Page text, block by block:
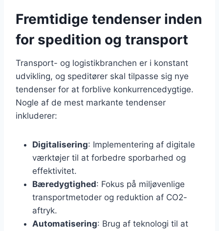
Fremtidige tendenser inden
for spedition og transport
Transport- og logistikbranchen er i konstant
udvikling, og speditører skal tilpasse sig nye
tendenser for at forblive konkurrencedygtige.
Nogle af de mest markante tendenser
inkluderer:
Digitalisering: Implementering af digitale
værktøjer til at forbedre sporbarhed og
effektivitet.
Bæredygtighed: Fokus på miljøvenlige
transportmetoder og reduktion af CO2-
aftryk.
Automatisering: Brug af teknologi til at